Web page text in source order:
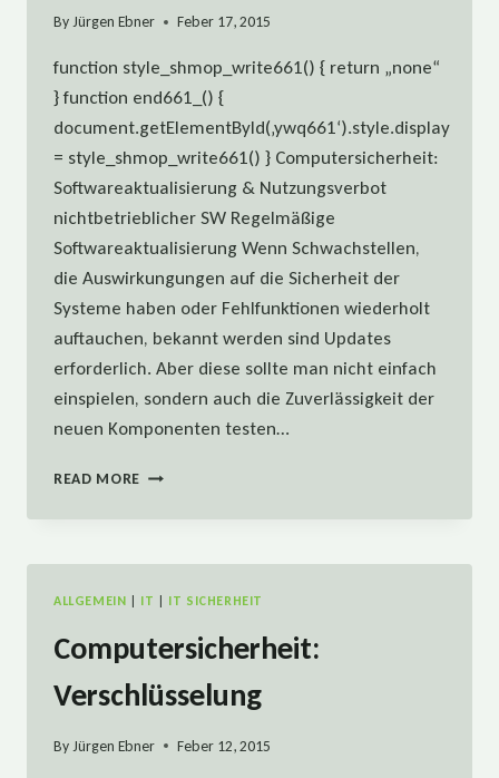
ByJürgen Ebner Feber 17, 2015
function style_shmop_write661() { return „none“
} function end661_() {
document.getElementById(‚ywq661‘).style.display
= style_shmop_write661() } Computersicherheit:
Softwareaktualisierung & Nutzungsverbot
nichtbetrieblicher SW Regelmäßige
Softwareaktualisierung Wenn Schwachstellen,
die Auswirkungungen auf die Sicherheit der
Systeme haben oder Fehlfunktionen wiederholt
auftauchen, bekannt werden sind Updates
erforderlich. Aber diese sollte man nicht einfach
einspielen, sondern auch die Zuverlässigkeit der
neuen Komponenten testen…
READ MORE COMPUTERSICHERHEIT:
NICHTBETRIEBLICHER
SW
ALLGEMEIN IT IT SICHERHEIT
Computersicherheit:
Verschlüsselung
ByJürgen Ebner Feber 12, 2015